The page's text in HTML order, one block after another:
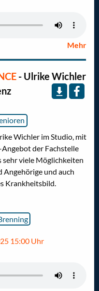
Mehr
- Ulrike Wichler
Wichler im Studio, mit
der Fachstelle
sehr viele Möglichkeiten
Angehörige und auch
Krankheitsbild.
15:00 Uhr